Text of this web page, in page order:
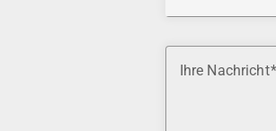
Ihre Nachricht